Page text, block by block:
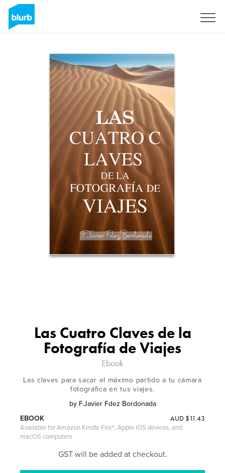
Las Cuatro Claves de la
Fotografía de Viajes
Ebook
Las claves para sacar el máximo partido a tu cámara
fotográfica en tus viajes.
by F.Javier Fdez Bordonada
AUD $11.43
EBOOK
Available for Amazon Kindle Fire®, Apple iOS devices, and
macOS computers
GST will be added at checkout.